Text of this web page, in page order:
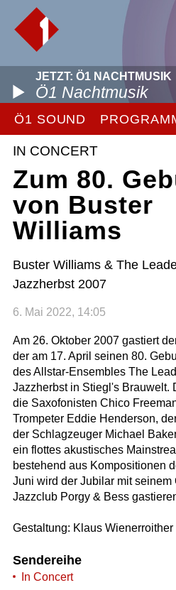
JETZT: Ö1 NACHTMUSIK
Ö1 Nachtmusik
Ö1 SOUND
IN CONCERT
Zum 80.
von Buster
Williams
Buster Williams & The
Jazzherbst 2007
6. Mai 2022, 14:05
Am 26. Oktober 2007 gastiert
der am 17. April seinen 80.
des Allstar-Ensembles The
Jazzherbst in Stiegl's Brauwelt.
die Saxofonisten Chico
Trompeter Eddie Henderson,
der Schlagzeuger Michael
ein flottes akustisches
bestehend aus Kompositionen
Juni wird der Jubilar mit seinem
Jazzclub Porgy & Bess
Gestaltung: Klaus Wienerroither
Sendereihe
In Concert